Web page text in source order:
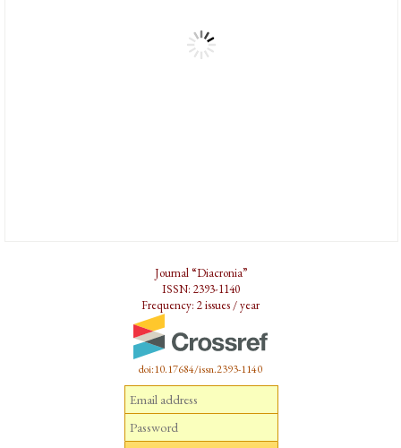
Journal “Diacronia”
ISSN: 2393-1140
Frequency: 2 issues / year
doi:10.17684/issn.2393-1140